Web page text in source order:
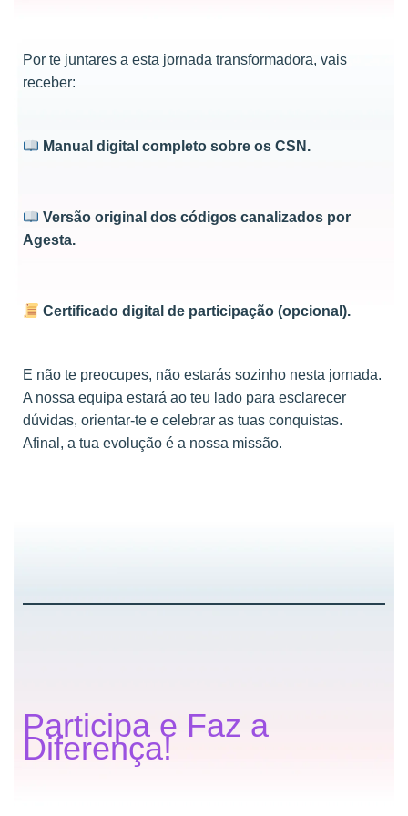
Por te juntares a esta jornada transformadora, vais
receber:
Manual digital completo sobre os CSN.
Versão original dos códigos canalizados por
Agesta.
Certificado digital de participação (opcional).
E não te preocupes, não estarás sozinho nesta jornada.
A nossa equipa estará ao teu lado para esclarecer
dúvidas, orientar-te e celebrar as tuas conquistas.
Afinal, a tua evolução é a nossa missão.
Participa e Faz a
Diferença!